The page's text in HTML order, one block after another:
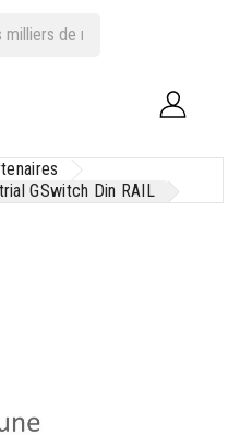
GSwitch Din RAIL